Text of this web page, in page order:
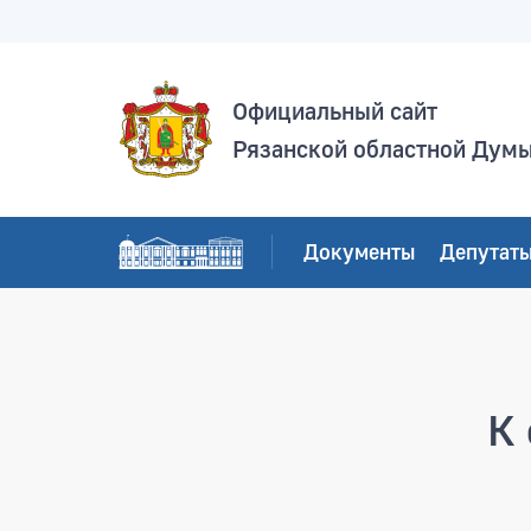
Официальный сайт
Рязанской областной
Документы
К